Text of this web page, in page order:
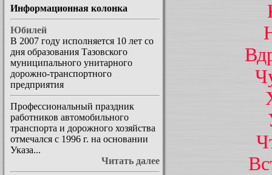
Информационная колонка
Юбилей
В 2007 году исполняется 10 лет со
дня образования Тазовского
муниципального унитарного
дорожно-транспортного
предприятия
Профессиональный праздник
работников автомобильного
транспорта и дорожного хозяйства
отмечался с 1996 г. на основании
Указа...
Читать далее